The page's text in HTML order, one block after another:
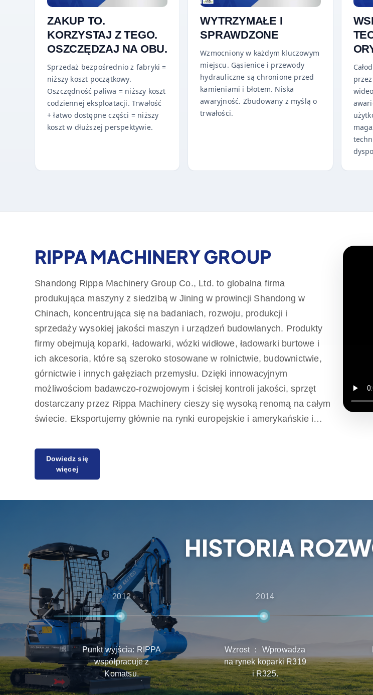
ZAKUP TO.
KORZYSTAJ Z TEGO.
OSZCZĘDZAJ NA OBU.
Sprzedaż bezpośrednio z fabryki =
niższy koszt początkowy.
Oszczędność paliwa = niższy koszt
codziennej eksploatacji. Trwałość
+ łatwo dostępne części = niższy
koszt w dłuższej perspektywie.
WYTRZYMAŁE I
SPRAWDZONE
Wzmocniony w każdym kluczowym
miejscu. Gąsienice i przewody
hydrauliczne są chronione przed
kamieniami i błotem. Niska
awaryjność. Zbudowany z myślą o
trwałości.
RIPPA MACHINERY GROUP
Shandong Rippa Machinery Group Co., Ltd. to globalna firma
produkująca maszyny z siedzibą w Jining w prowincji Shandong w
Chinach, koncentrująca się na badaniach, rozwoju, produkcji i
sprzedaży wysokiej jakości maszyn i urządzeń budowlanych. Produkty
firmy obejmują koparki, ładowarki, wózki widłowe, ładowarki burtowe i
ich akcesoria, które są szeroko stosowane w rolnictwie, budownictwie,
górnictwie i innych gałęziach przemysłu. Dzięki innowacyjnym
możliwościom badawczo-rozwojowym i ścisłej kontroli jakości, sprzęt
dostarczany przez Rippa Machinery cieszy się wysoką renomą na całym
świecie. Eksportujemy głównie na rynki europejskie i amerykańskie i
zaspokajania potrzeb klientów w zakresie opłacalnych i wysokiej jakości
produktów. Rippa ma również wielu przedstawicieli na całym świecie,
zapewniając kompleksowe usługi od konsultacji przedsprzedażowych
więcej
HISTORIA
2012
Punkt wyjścia: RIPPA
współpracuje z
Komatsu.
2014
Wzrost ： Wprowadza
na rynek koparki R319
i R325.